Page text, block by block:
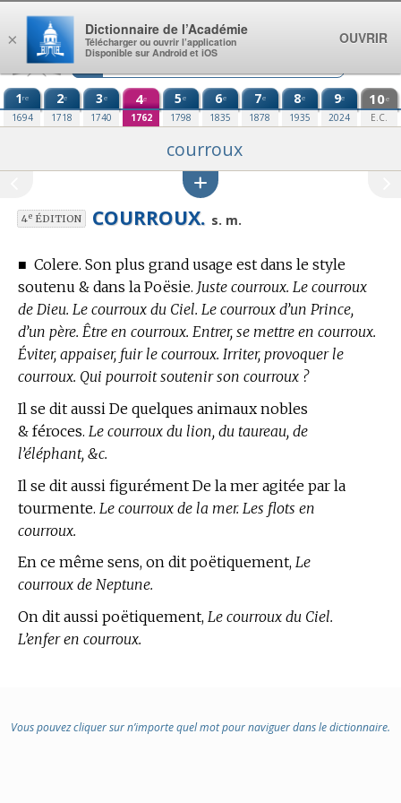
Aller au contenu
1re
1694
2e
1718
3e
1740
4e
1762
5e
1798
6e
1835
7e
1878
8e
1935
9e
2024
10e
E.C.
courroux
4eÉDITION COURROUX. s. m.
■ Colere. Son plus grand usage est dans le style
soutenu & dans la Poësie. Juste courroux. Le courroux
de Dieu. Le courroux du Ciel. Le courroux d’un Prince,
d’un père. Être en courroux. Entrer, se mettre en courroux.
Éviter, appaiser, fuir le courroux. Irriter, provoquer le
courroux. Qui pourroit soutenir son courroux ?
Il se dit aussi De quelques animaux nobles
& féroces. Le courroux du lion, du taureau, de
l’éléphant, &c.
Il se dit aussi figurément De la mer agitée par la
tourmente. Le courroux de la mer. Les flots en
courroux.
En ce même sens, on dit poëtiquement, Le
courroux de Neptune.
On dit aussi poëtiquement, Le courroux du Ciel.
L’enfer en courroux.
Vous pouvez cliquer sur n’importe quel mot pour naviguer dans le dictionnaire.
×
Dictionnaire de l’Académie
Télécharger ou ouvrir l’application
Disponible sur Android et iOS
OUVRIR